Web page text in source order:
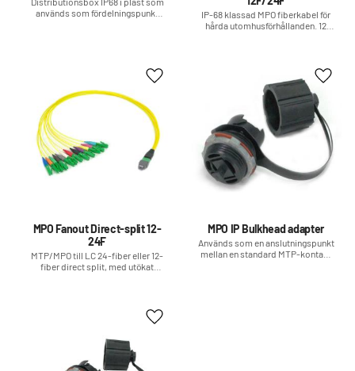
används som fördelningspunkt
IP-68 klassad MPO fiberkabel för
hårda utomhusförhållanden. 12
MPO Fanout Direct-split 12-
24F
MTP/MPO till LC 24-fiber eller 12-
fiber direct split, med utökat
Lägg till i favoriter
MPO IP Bulkhead adapter
Används som en anslutningspunkt
mellan en standard MTP-kontakt
Lägg
Lägg till i favoriter